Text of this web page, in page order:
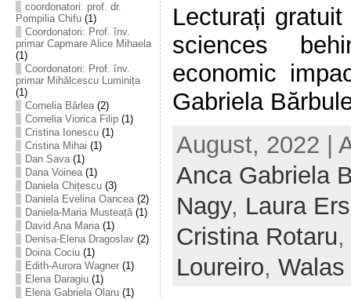
coordonatori: prof. dr.
Pompilia Chifu(1)
Coordonatori: Prof. înv.
primar Capmare Alice Mihaela
(1)
Coordonatori: Prof. înv.
primar Mihălcescu Luminița
(1)
Cornelia Bârlea(2)
Cornelia Viorica Filip(1)
Cristina Ionescu(1)
Cristina Mihai (1)
Dan Sava(1)
Dana Voinea(1)
Daniela Chițescu(3)
Daniela Evelina Oancea(2)
Daniela-Maria Musteață(1)
David Ana Maria(1)
Denisa-Elena Dragoslav(2)
Doina Cociu(1)
Edith-Aurora Wagner(1)
Elena Daragiu(1)
Elena Gabriela Olaru(1)
Lecturați
sciences
economic
Gabriela
August, 2022 |
Anca Gabriela
Nagy, Laura
Cristina Rotaru,
Loureiro,